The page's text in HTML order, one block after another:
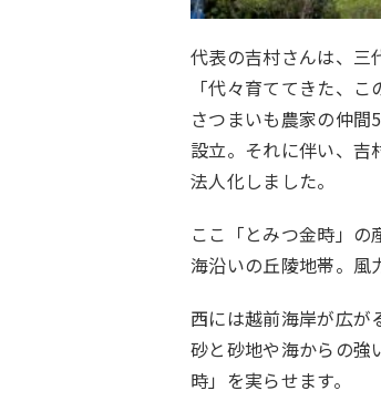
代表の吉村さんは、三
「代々育ててきた、
さつまいも農家の仲
設立。それに伴い、吉
法人化しました。
ここ「とみつ金時」
海沿いの丘陵地帯。風
西には越前海岸が広が
砂と砂地や海からの強
時」を実らせます。